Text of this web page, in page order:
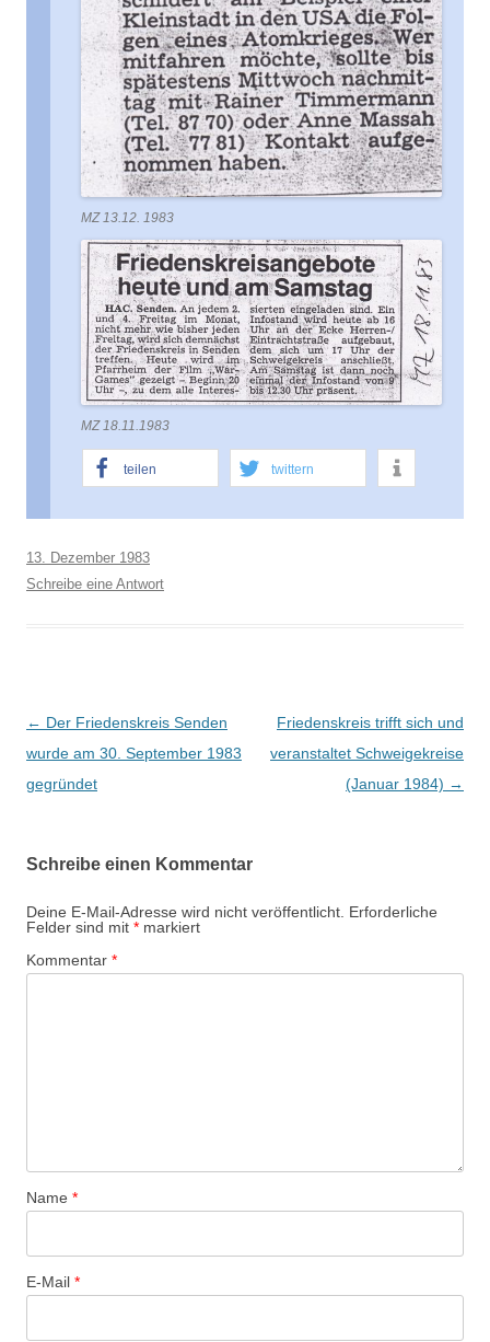
MZ 13.12. 1983
MZ 18.11.1983
teilen twittern
13. Dezember 1983
Schreibe eine Antwort
B
e
i
a
g
s
-
i
n
← Der Friedenskreis Senden
wurde am 30. September 1983
gegründet
Friedenskreis trifft sich und
veranstaltet Schweigekreise
(Januar 1984) →
Schreibe einen Kommentar
Deine E-Mail-Adresse wird nicht veröffentlicht. Erforderliche
Felder sind mit * markiert
Kommentar *
Name *
E-Mail *